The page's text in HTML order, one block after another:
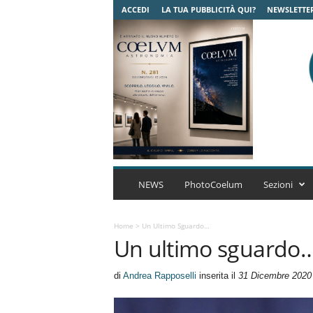
ACCEDI LA TUA PUBBLICITÀ QUI?
C
A
r
NEWS PhotoCoelum Sezioni
Home > Un Ultimo Sguardo…
Un ultimo
di Andrea Rapposelli inserita il 31 Dicembre 2020